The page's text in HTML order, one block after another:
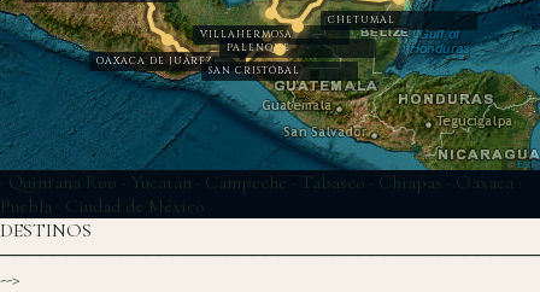
OAXACA DE JUÁREZ
SAN CRISTÓBAL
PALENQUE
VILLAHERMOSA
CHETUMAL
©Esri
· Quintana Roo · Yucatán · Campeche · Tabasco · Chiapas · Oaxaca ·
Puebla · Ciudad de México
DESTINOS
-->